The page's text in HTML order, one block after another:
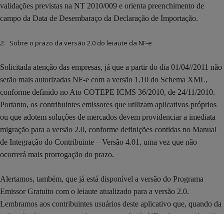
validações previstas na NT 2010/009 e orienta preenchimento de
campo da Data de Desembaraço da Declaração de Importação.
2. Sobre o prazo da versão 2.0 do leiaute da NF-e
Solicitada atenção das empresas, já que a partir do dia 01/04//2011 não
serão mais autorizadas NF-e com a versão 1.10 do Schema XML,
conforme definido no Ato COTEPE ICMS 36/2010, de 24/11/2010.
Portanto, os contribuintes emissores que utilizam aplicativos próprios
ou que adotem soluções de mercados devem providenciar a imediata
migração para a versão 2.0, conforme definições contidas no Manual
de Integração do Contribuinte – Versão 4.01, uma vez que não
ocorrerá mais prorrogação do prazo.
Alertamos, também, que já está disponível a versão do Programa
Emissor Gratuito com o leiaute atualizado para a versão 2.0.
Lembramos aos contribuintes usuários deste aplicativo que, quando da